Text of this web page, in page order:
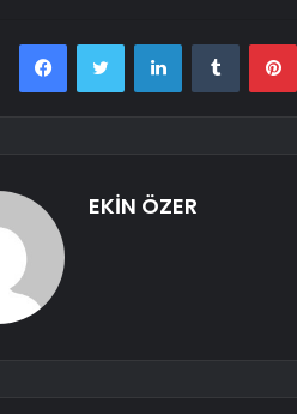
FacebookTwitter LinkedInTumblr
EKİN ÖZER